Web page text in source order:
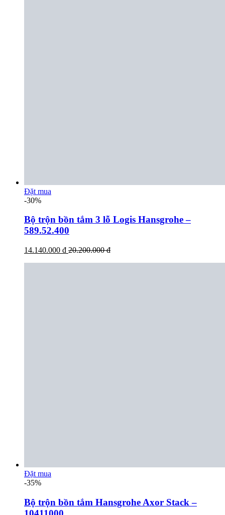
Đặt mua
-30%
Bộ trộn bồn tắm 3 lỗ Logis Hansgrohe –
589.52.400
14.140.000 đ 20.200.000 đ
Đặt mua
-35%
Bộ trộn bồn tắm Hansgrohe Axor Stack –